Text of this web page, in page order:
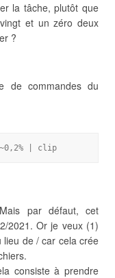
la tâche, plutôt que
et un zéro deux
?
de commandes du
| clip
par défaut, cet
2021. Or je veux (1)
de / car cela crée
consiste à prendre